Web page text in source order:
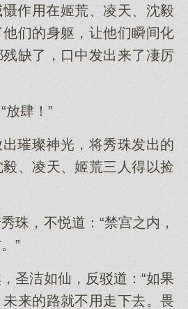
作用在姬荒、凌天、沈毅
们的身躯，让他们瞬间化
缺了，口中发出来了凄厉
放肆！”
璀璨神光，将秀珠发出的
、凌天、姬荒三人得以捡
珠，不悦道：“禁宫之内，
”
圣洁如仙，反驳道：“如果
来的路就不用走下去。畏